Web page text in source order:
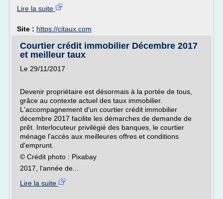
Lire la suite
Site : https://citaux.com
Courtier crédit immobilier Décembre 2017
et meilleur taux
Le 29/11/2017
Devenir propriétaire est désormais à la portée de tous,
grâce au contexte actuel des taux immobilier.
L'accompagnement d'un courtier crédit immobilier
décembre 2017 facilite les démarches de demande de
prêt. Interlocuteur privilégié des banques, le courtier
ménage l'accès aux meilleures offres et conditions
d'emprunt.
© Crédit photo : Pixabay
2017, l'année de...
Lire la suite